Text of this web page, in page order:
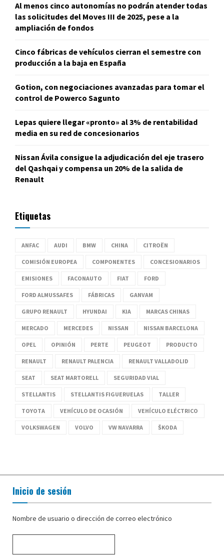
Al menos cinco autonomías no podrán atender todas
las solicitudes del Moves III de 2025, pese a la
ampliación de fondos
Cinco fábricas de vehículos cierran el semestre con
producción a la baja en España
Gotion, con negociaciones avanzadas para tomar el
control de Powerco Sagunto
Lepas quiere llegar «pronto» al 3% de rentabilidad
media en su red de concesionarios
Nissan Ávila consigue la adjudicación del eje trasero
del Qashqai y compensa un 20% de la salida de
Renault
Etiquetas
ANFAC AUDI BMW CHINA CITROËN
COMISIÓN EUROPEA COMPONENTES CONCESIONARIOS
EMISIONES FACONAUTO FIAT FORD
FORD ALMUSSAFES FÁBRICAS GANVAM
GRUPO RENAULT HYUNDAI KIA MARCAS CHINAS
MERCADO MERCEDES NISSAN NISSAN BARCELONA
OPEL OPINIÓN PERTE PEUGEOT PRODUCTO
RENAULT RENAULT PALENCIA RENAULT VALLADOLID
SEAT SEAT MARTORELL SEGURIDAD VIAL
STELLANTIS STELLANTIS FIGUERUELAS TALLER
TOYOTA VEHÍCULO DE OCASIÓN VEHÍCULO ELÉCTRICO
VOLKSWAGEN VOLVO VW NAVARRA ŠKODA
Inicio de sesión
Nombre de usuario o dirección de correo electrónico